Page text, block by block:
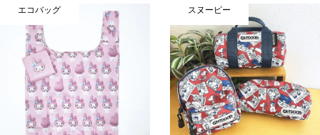
エコバッグ スヌーピー